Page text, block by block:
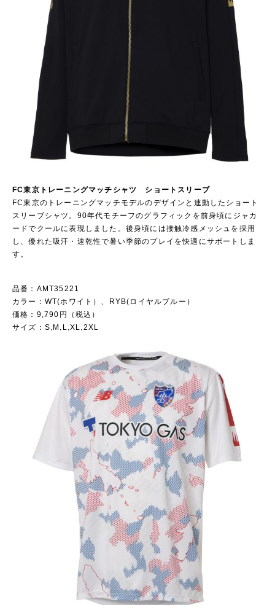
FC東京トレーニングマッチシャツ ショートスリーブ
FC東京のトレーニングマッチモデルのデザインと連動したショート
スリーブシャツ。90年代モチーフのグラフィックを前身頃にジャカ
ードでクールに表現しました。後身頃には接触冷感メッシュを採用
し、優れた吸汗・速乾性で暑い季節のプレイを快適にサポートしま
す。
品番：AMT35221
カラー：WT(ホワイト）、RYB(ロイヤルブルー）
価格：9,790円（税込）
サイズ：S,M,L,XL,2XL